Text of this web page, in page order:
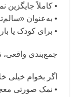
• کاملاً جایگزین
• به‌عنوان
• برای کودک یا
جمع‌بندی واقعی،
اگر بخوام خیلی
• نمک صورتی